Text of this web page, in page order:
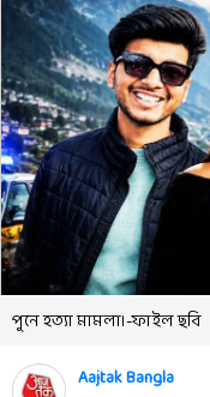
পুনে হত্যা মামলা।-ফাইল ছবি
Aajtak Bangla